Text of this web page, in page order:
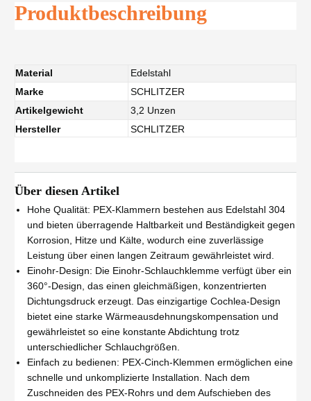
Produktbeschreibung
Material
Edelstahl
Marke
SCHLITZER
Artikelgewicht
3,2 Unzen
Hersteller
SCHLITZER
Über diesen Artikel
Hohe Qualität: PEX-Klammern bestehen aus Edelstahl 304
und bieten überragende Haltbarkeit und Beständigkeit gegen
Korrosion, Hitze und Kälte, wodurch eine zuverlässige
Leistung über einen langen Zeitraum gewährleistet wird.
Einohr-Design: Die Einohr-Schlauchklemme verfügt über ein
360°-Design, das einen gleichmäßigen, konzentrierten
Dichtungsdruck erzeugt. Das einzigartige Cochlea-Design
bietet eine starke Wärmeausdehnungskompensation und
gewährleistet so eine konstante Abdichtung trotz
unterschiedlicher Schlauchgrößen.
Einfach zu bedienen: PEX-Cinch-Klemmen ermöglichen eine
schnelle und unkomplizierte Installation. Nach dem
Zuschneiden des PEX-Rohrs und dem Aufschieben des